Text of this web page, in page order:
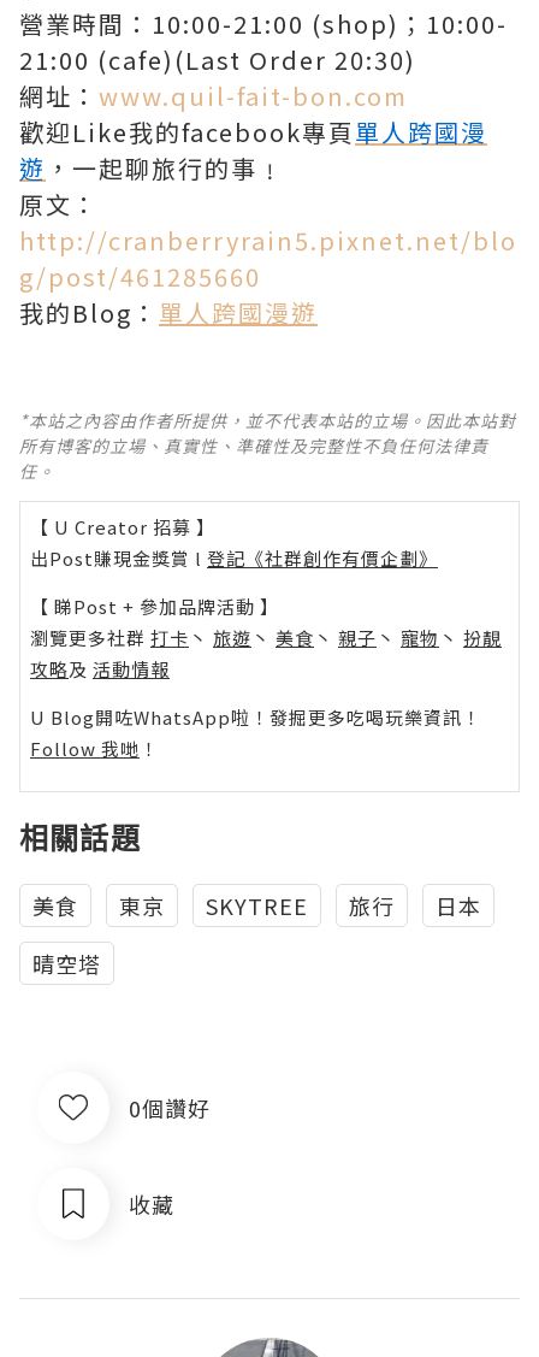
營業時間：10:00-21:00 (shop)；10:00-
21:00 (cafe)(Last Order 20:30)
網址： www.quil-fait-bon.com
歡迎Like我的facebook專頁單人跨國漫
遊 ，一起聊旅行的事﹗
原文：
http://cranberryrain5.pixnet.net/blo
g/post/461285660
我的Blog： 單人跨國漫遊
*本站之內容由作者所提供，並不代表本站的立場。因此本站對
所有博客的立場、真實性、準確性及完整性不負任何法律責
任。
【 U Creator 招募 】
出Post賺現金獎賞 l 登記《社群創作有價企劃》
【 睇Post + 參加品牌活動 】
瀏覽更多社群 打卡 丶 旅遊 丶 美食 丶 親子 丶 寵物 丶 扮靚
攻略及 活動情報
U Blog開咗WhatsApp啦！發掘更多吃喝玩樂資訊！
Follow 我哋 ！
相關話題
美食 東京 SKYTREE 旅行
日本
晴空塔
0個讚好
收藏